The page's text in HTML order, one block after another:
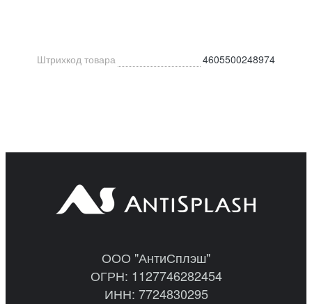
Штрихкод товара 4605500248974
ООО "АнтиСплэш"
ОГРН: 1127746282454
ИНН: 7724830295